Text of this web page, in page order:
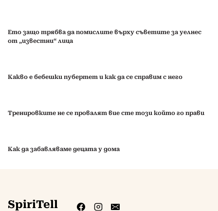
Ето защо трябва да помислите върху съветите за уелнес
от „известни“ лица
Какво е бебешки пубертет и как да се справим с него
Тренировките не се провалят вие сте този който го прави
Как да забавляваме децата у дома
SpiriTell